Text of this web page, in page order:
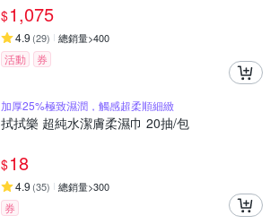
$1,075
4.9 (29) 總銷量>400
活動 券
加厚25%極致濕潤，觸感超柔順細緻
拭拭樂 超純水潔膚柔濕巾 20抽/包
$18
4.9 (35) 總銷量>300
券